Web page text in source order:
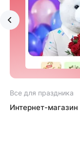
Все для праздника
Интернет-